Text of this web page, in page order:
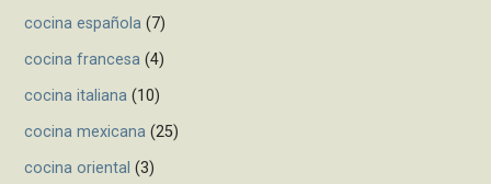
cocina española (7)
cocina francesa (4)
cocina italiana (10)
cocina mexicana (25)
cocina oriental (3)